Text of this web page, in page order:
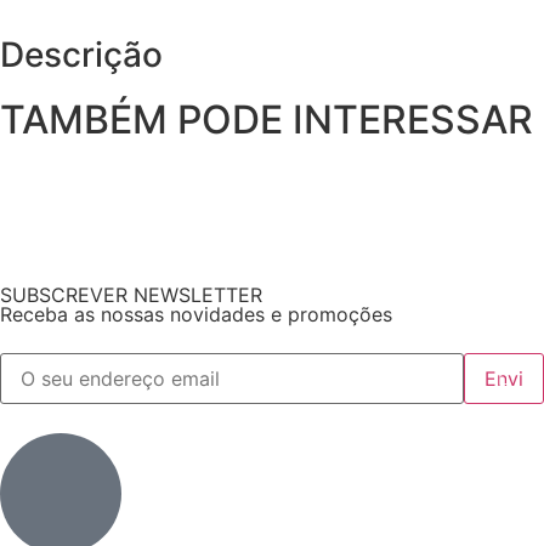
Descrição
TAMBÉM PODE INTERESSAR
SUBSCREVER NEWSLETTER
Receba as nossas novidades e promoções